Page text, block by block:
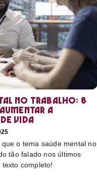
no trabalho: 8
a
vida
o tema saúde mental no
tão falado nos últimos
completo!